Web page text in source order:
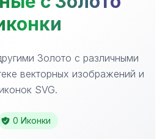
Золото с различными
векторных изображений и
иконок SVG.
0 Иконки